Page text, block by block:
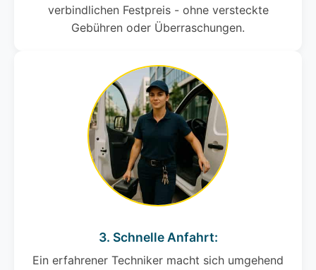
verbindlichen Festpreis - ohne versteckte
Gebühren oder Überraschungen.
3. Schnelle Anfahrt:
Ein erfahrener Techniker macht sich umgehend